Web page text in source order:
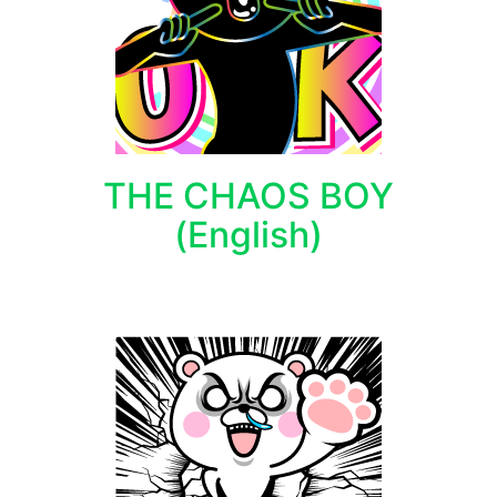
THE CHAOS BOY
(English)